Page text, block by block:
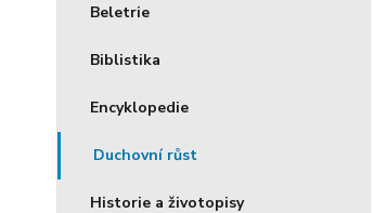
Beletrie
Biblistika
Encyklopedie
Duchovní růst
Historie a životopisy